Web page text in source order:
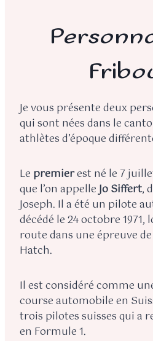
Je vous présente deux
qui sont nées dans le
athlètes d’époque
Le premierest né le 7
que l’on appelleJo Siffert,
Joseph. Il a été un pilote
décédé le 24 octobre 1971,
route dans une épreuve
Hatch.
Il est considéré comme
course automobile en
trois pilotes suisses qui a
en Formule 1.